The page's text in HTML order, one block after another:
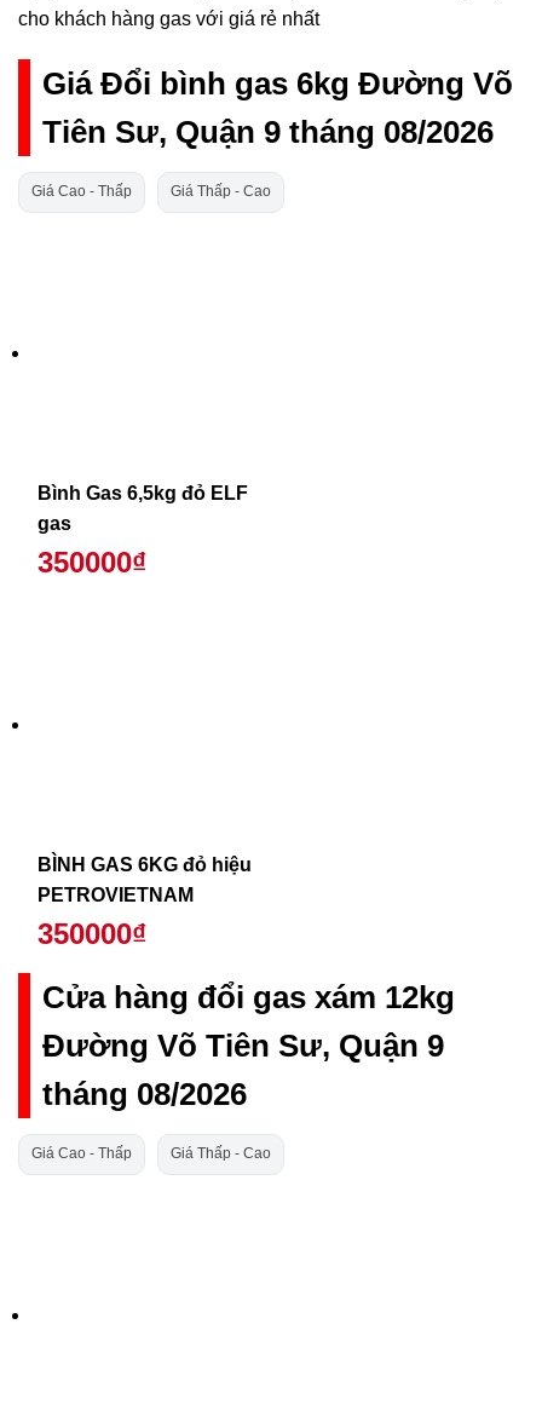
cho khách hàng gas với giá rẻ nhất
Giá Đổi bình gas 6kg Đường Võ
Tiên Sư, Quận 9 tháng 08/2026
Giá Cao - Thấp Giá Thấp - Cao
Bình Gas 6,5kg đỏ ELF
gas
350000₫
BÌNH GAS 6KG đỏ hiệu
PETROVIETNAM
350000₫
Cửa hàng đổi gas xám 12kg
Đường Võ Tiên Sư, Quận 9
tháng 08/2026
Giá Cao - Thấp Giá Thấp - Cao